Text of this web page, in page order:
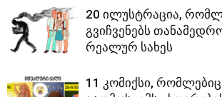
20 ილუსტრაცია,
გვიჩვენებს
რეალურ სახეს
11 კომიქსი,